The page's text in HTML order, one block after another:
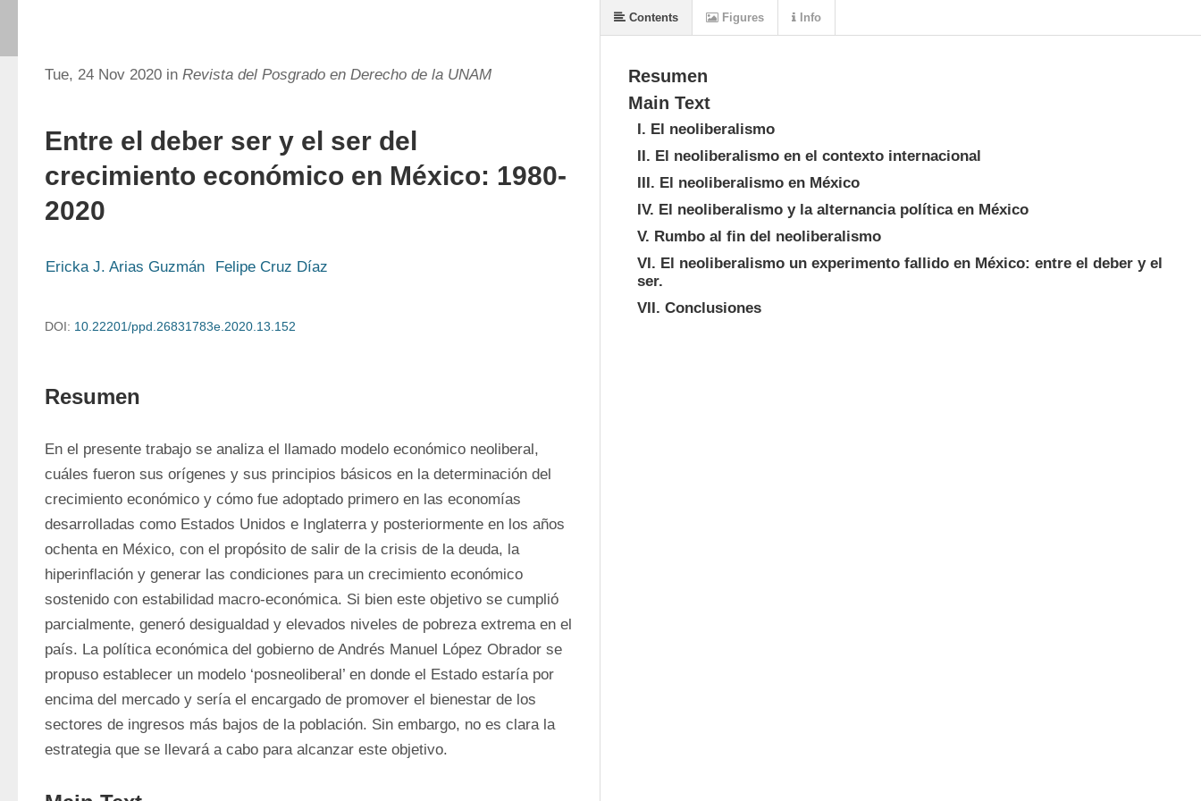
Tue, 24 Nov 2020 in Revista del Posgrado en Derecho de la UNAM
Entre el deber ser y el ser del
crecimiento económico en México: 1980-
2020
Ericka J. Arias Guzmán Felipe Cruz Díaz
DOI: 10.22201/ppd.26831783e.2020.13.152
Resumen
En el presente trabajo se analiza el llamado modelo económico neoliberal,
cuáles fueron sus orígenes y sus principios básicos en la determinación del
crecimiento económico y cómo fue adoptado primero en las economías
desarrolladas como Estados Unidos e Inglaterra y posteriormente en los años
ochenta en México, con el propósito de salir de la crisis de la deuda, la
hiperinflación y generar las condiciones para un crecimiento económico
sostenido con estabilidad macro-económica. Si bien este objetivo se cumplió
parcialmente, generó desigualdad y elevados niveles de pobreza extrema en el
país. La política económica del gobierno de Andrés Manuel López Obrador se
propuso establecer un modelo ‘posneoliberal’ en donde el Estado estaría por
encima del mercado y sería el encargado de promover el bienestar de los
sectores de ingresos más bajos de la población. Sin embargo, no es clara la
estrategia que se llevará a cabo para alcanzar este objetivo.
Resumen
Main Text
I. El neoliberalismo
II. El neoliberalismo en el contexto internacional
III. El neoliberalismo en México
IV. El neoliberalismo y la alternancia política en México
V. Rumbo al fin del neoliberalismo
VI. El neoliberalismo un experimento fallido en México: entre el deber y el
ser.
VII. Conclusiones
Contents Figures Info